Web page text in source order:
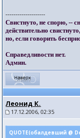
--------------------
Свистнуто, не спорю, --
действительно свистнуто,
но, если говорить
Справедливости нет.
Админ.
Леонид К.
17.12.2006, 02:35
QUOTE(обалдевший @